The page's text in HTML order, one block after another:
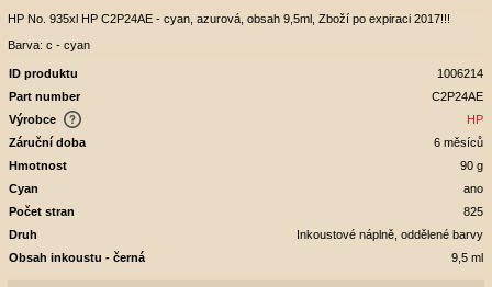
HP No. 935xl HP C2P24AE - cyan, azurová, obsah 9,5ml, Zboží po expiraci 2017!!!
Barva: c - cyan
ID produktu
1006214
Part number
C2P24AE
Výrobce
HP
Záruční doba
6 měsíců
Hmotnost
90 g
Cyan
ano
Počet stran
825
Druh
Inkoustové náplně, oddělené barvy
Obsah inkoustu - černá
9,5 ml